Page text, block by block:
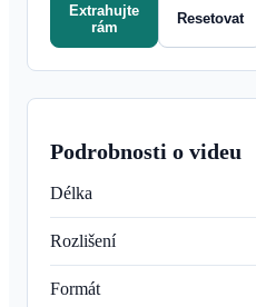
Extrahujte
rám
Resetovat
Podrobnosti o videu
Délka
Rozlišení
Formát